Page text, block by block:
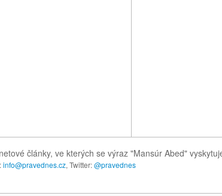
články, ve kterých se výraz "Mansúr Abed"
info@pravednes.cz, Twitter:@pravednes